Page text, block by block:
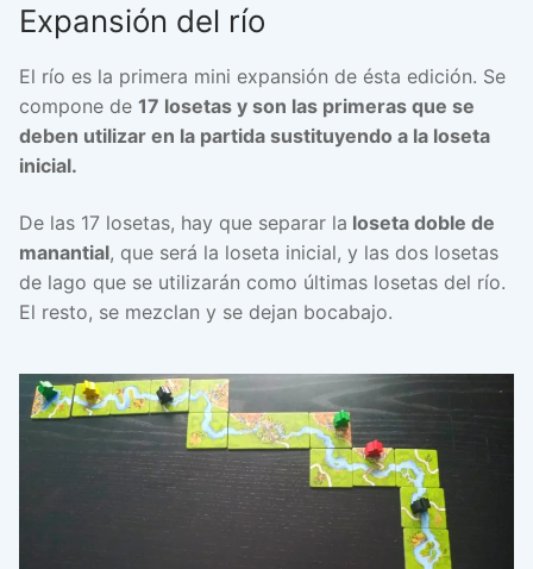
Expansión del río
El río es la primera mini expansión de ésta edición. Se
compone de 17 losetas y son las primeras que se
deben utilizar en la partida sustituyendo a la loseta
inicial.
De las 17 losetas, hay que separar la loseta doble de
manantial, que será la loseta inicial, y las dos losetas
de lago que se utilizarán como últimas losetas del río.
El resto, se mezclan y se dejan bocabajo.